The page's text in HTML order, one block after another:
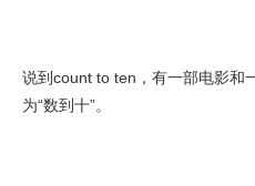
说到count to ten，有一部电影和
为“数到十”。